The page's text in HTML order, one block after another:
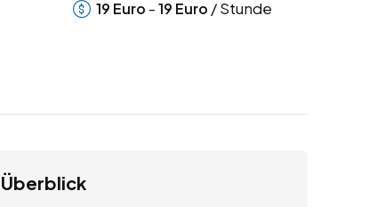
19 Euro -19 Euro / Stunde
Überblick